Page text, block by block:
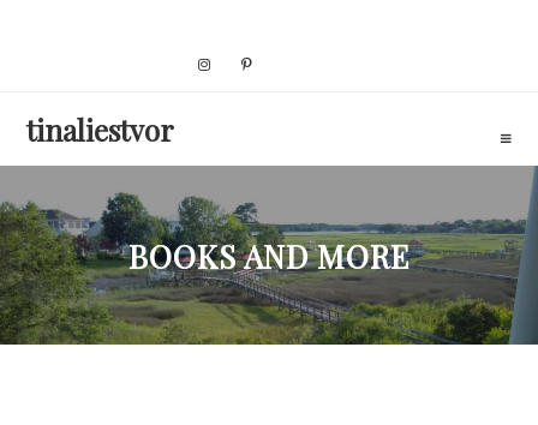
tinaliestvor
BOOKS AND MORE